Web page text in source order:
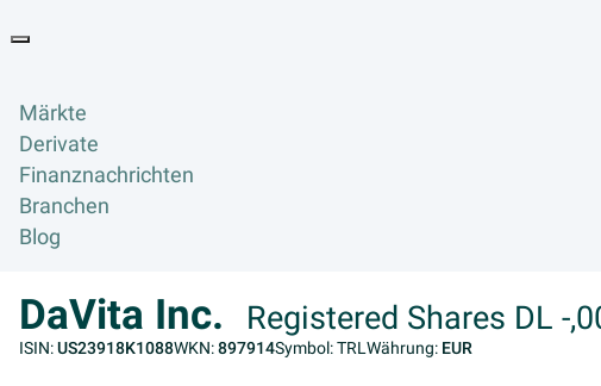
Märkte
Derivate
Finanznachrichten
Branchen
Blog
DaVita Inc. Registered Shares DL -
ISIN:US23918K1088WKN:897914Symbol: TRLWährung: EUR